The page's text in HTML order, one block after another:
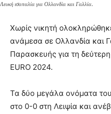
Λευκή ισοπαλία για Ολλανδία και Γαλλία.
Χωρίς νικητή
ανάμεσα σε Ολλανδία και
Παρασκευής για τη
EURO 2024.
Τα δύο μεγάλα ονόματα
στο 0-0 στη Λειψία και